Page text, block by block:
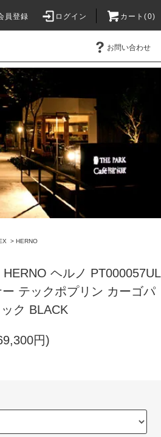
員登録 ログイン カート(0)
お問い合わせ
> HERNO
ヘルノ PT000057UL
テックポプリン カーゴパ
ク BLACK
円)